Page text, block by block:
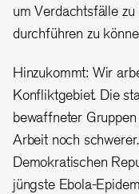
um Verdachtsfälle
durchführen zu
Hinzukommt: Wir
Konfliktgebiet. Die
bewaffneter
Arbeit noch
Demokratischen
jüngste Ebola-